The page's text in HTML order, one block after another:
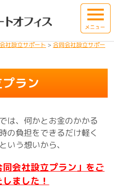
会社設立サポート > 合同会社設立サポー
ラン
は、何かとお金のかかる
の負担をできるだけ軽く
いう想いから、
同会社設立プラン」をご
ました！